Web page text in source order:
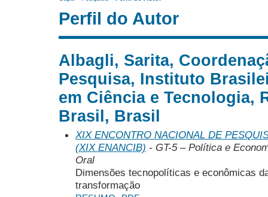
Perfil do Autor
Albagli, Sarita,
Pesquisa, Instituto
em Ciência e Tecnologia,
Brasil, Brasil
XIX ENCONTRO NACIONAL DE
(XIX ENANCIB) - GT-5 – Política e
Oral
Dimensões tecnopolíticas e econômicas
transformação